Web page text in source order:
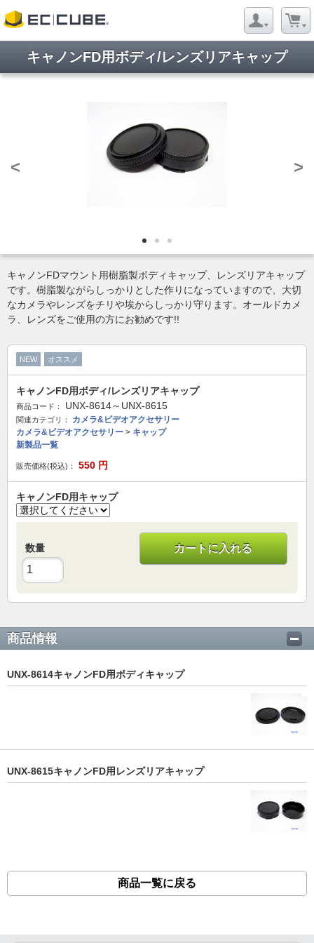
キャノンFD用ボディ/レンズリアキャップ
< >
キャノンFDマウント用樹脂製ボディキャップ、レンズリアキャップ
です。樹脂製ながらしっかりとした作りになっていますので、大切
なカメラやレンズをチリや埃からしっかり守ります。オールドカメ
ラ、レンズをご使用の方にお勧めです!!
NEW オススメ
キャノンFD用ボディ/レンズリアキャップ
商品コード： UNX-8614～UNX-8615
関連カテゴリ：
カメラ&ビデオアクセサリー
カメラ&ビデオアクセサリー > キャップ
新製品一覧
販売価格(税込)： 550 円
キャノンFD用キャップ
数量 カートに入れる
商品情報
UNX-8614キャノンFD用ボディキャップ
UNX-8615キャノンFD用レンズリアキャップ
商品一覧に戻る